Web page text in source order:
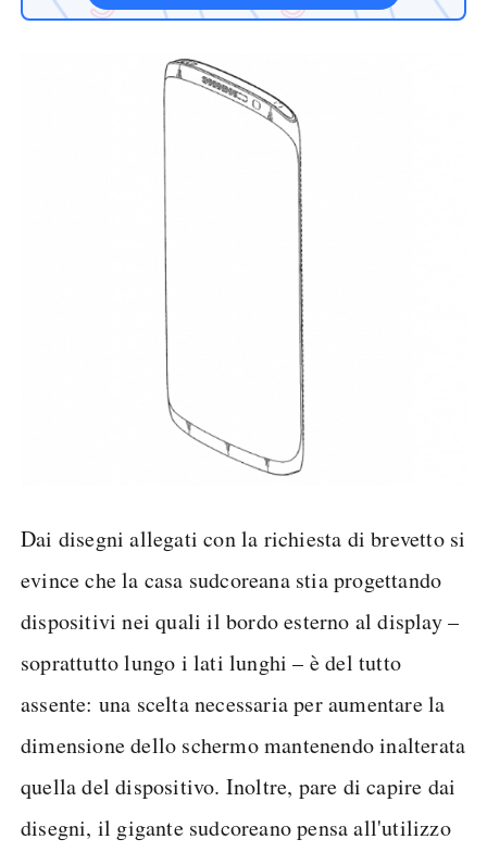
Dai disegni allegati con la richiesta di brevetto si
evince che la casa sudcoreana stia progettando
dispositivi nei quali il bordo esterno al display –
soprattutto lungo i lati lunghi – è del tutto
assente: una scelta necessaria per aumentare la
dimensione dello schermo mantenendo inalterata
quella del dispositivo. Inoltre, pare di capire dai
disegni, il gigante sudcoreano pensa all'utilizzo